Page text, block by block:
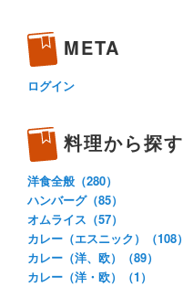
META
ログイン
料理から探す
洋食全般（280）
ハンバーグ（85）
オムライス（57）
カレー（エスニック）（108）
カレー（洋、欧）（89）
カレー（洋・欧）（1）